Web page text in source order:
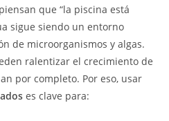
que “la piscina está
sigue siendo un entorno
de microorganismos y algas.
ralentizar el crecimiento de
por completo. Por eso, usar
es clave para: